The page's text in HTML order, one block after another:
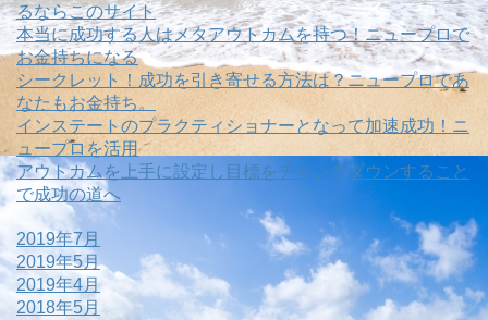
るならこのサイト
本当に成功する人はメタアウトカムを持つ！ニュープロで
お金持ちになる
シークレット！成功を引き寄せる方法は？ニュープロであ
なたもお金持ち。
インステートのプラクティショナーとなって加速成功！ニ
ュープロを活用
アウトカムを上手に設定し目標をチャンクダウンすること
で成功の道へ
2019年7月
2019年5月
2019年4月
2018年5月